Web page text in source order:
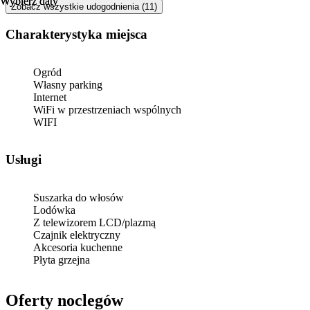
Oferty noclegów
Zobacz wszystkie udogodnienia (11)
Charakterystyka miejsca
Ogród
Własny parking
Internet
WiFi w przestrzeniach wspólnych
WIFI
Usługi
Suszarka do włosów
Lodówka
Z telewizorem LCD/plazmą
Czajnik elektryczny
Akcesoria kuchenne
Płyta grzejna